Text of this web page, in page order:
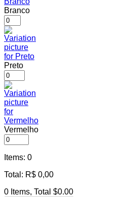
Branco
Preto
Vermelho
Items: 0
Total : R$ 0,00
0 Items, Total $0.00